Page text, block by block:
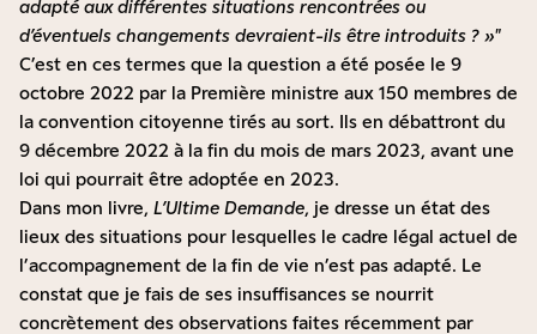
adapté aux différentes situations rencontrées ou
d’éventuels changements devraient-ils être introduits ? »
C’est en ces termes que la question a été posée le 9
octobre 2022 par la Première ministre aux 150 membres de
la convention citoyenne tirés au sort. Ils en débattront du
9 décembre 2022 à la fin du mois de mars 2023, avant une
loi qui pourrait être adoptée en 2023.
Dans mon livre, L’Ultime Demande, je dresse un état des
lieux des situations pour lesquelles le cadre légal actuel de
l’accompagnement de la fin de vie n’est pas adapté. Le
constat que je fais de ses insuffisances se nourrit
concrètement des observations faites récemment par